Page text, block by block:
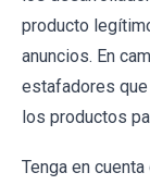
producto
anuncios. En
estafadores
los productos
Tenga en